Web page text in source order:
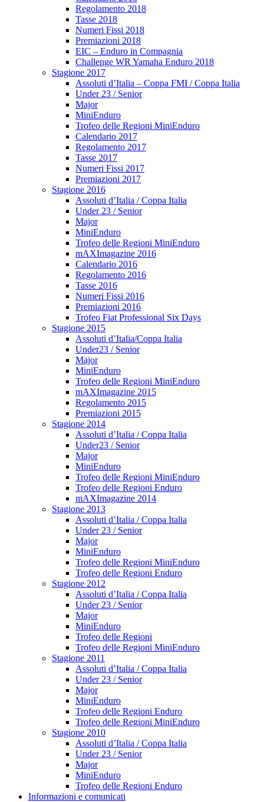
Regolamento 2018
Tasse 2018
Numeri Fissi 2018
Premiazioni 2018
EIC – Enduro in Compagnia
Challenge WR Yamaha Enduro 2018
Stagione 2017
Assoluti d’Italia – Coppa FMI / Coppa Italia
Under 23 / Senior
Major
MiniEnduro
Trofeo delle Regioni MiniEnduro
Calendario 2017
Regolamento 2017
Tasse 2017
Numeri Fissi 2017
Premiazioni 2017
Stagione 2016
Assoluti d’Italia / Coppa Italia
Under 23 / Senior
Major
MiniEnduro
Trofeo delle Regioni MiniEnduro
mAXImagazine 2016
Calendario 2016
Regolamento 2016
Tasse 2016
Numeri Fissi 2016
Premiazioni 2016
Trofeo Fiat Professional Six Days
Stagione 2015
Assoluti d’Italia/Coppa Italia
Under23 / Senior
Major
MiniEnduro
Trofeo delle Regioni MiniEnduro
mAXImagazine 2015
Regolamento 2015
Premiazioni 2015
Stagione 2014
Assoluti d’Italia / Coppa Italia
Under23 / Senior
Major
MiniEnduro
Trofeo delle Regioni MiniEnduro
Trofeo delle Regioni Enduro
mAXImagazine 2014
Stagione 2013
Assoluti d’Italia / Coppa Italia
Under 23 / Senior
Major
MiniEnduro
Trofeo delle Regioni MiniEnduro
Trofeo delle Regioni Enduro
Stagione 2012
Assoluti d’Italia / Coppa Italia
Under 23 / Senior
Major
MiniEnduro
Trofeo delle Regioni
Trofeo delle Regioni MiniEnduro
Stagione 2011
Assoluti d’Italia / Coppa Italia
Under 23 / Senior
Major
MiniEnduro
Trofeo delle Regioni Enduro
Trofeo delle Regioni MiniEnduro
Stagione 2010
Assoluti d’Italia / Coppa Italia
Under 23 / Senior
Major
MiniEnduro
Trofeo delle Regioni Enduro
Informazioni e comunicati